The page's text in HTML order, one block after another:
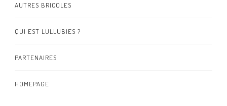
AUTRES BRICOLES
QUI EST LULLUBIES ?
PARTENAIRES
HOMEPAGE